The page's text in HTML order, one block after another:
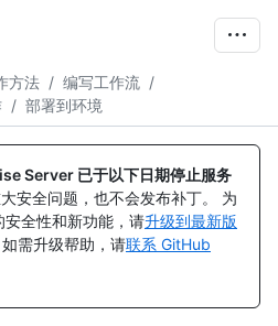
方法 / 编写工作流 /
/ 部署到环境
Server 已于以下日期停止服务
安全问题，也不会发布补丁。 为
全性和新功能，请升级到最新版
如需升级帮助，请联系 GitHub